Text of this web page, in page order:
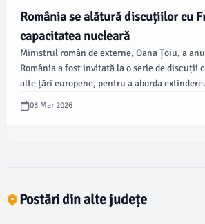
România se alătură discuțiilor cu
capacitatea nucleară
Ministrul român de externe, Oana Țoiu, a
România a fost invitată la o serie de discuții
alte țări europene, pentru a aborda
descurajare nucleară. Deși proiectul se află
decizia finală va fi luată de cel mai înalt
03 Mar 2026
Postări din alte județe